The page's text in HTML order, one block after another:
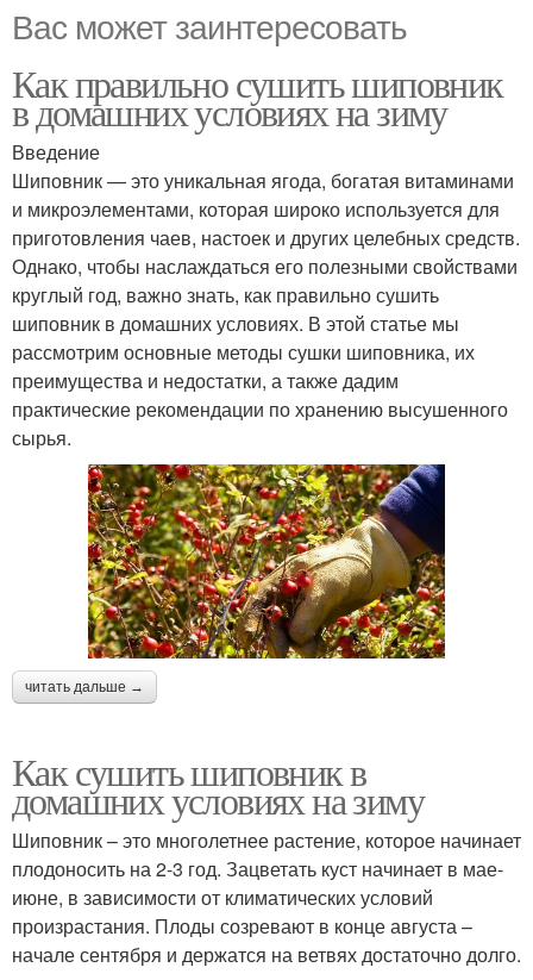
Вас может заинтересовать
Как правильно сушить шиповник
в домашних условиях на зиму
Введение
Шиповник — это уникальная ягода, богатая витаминами
и микроэлементами, которая широко используется для
приготовления чаев, настоек и других целебных средств.
Однако, чтобы наслаждаться его полезными свойствами
круглый год, важно знать, как правильно сушить
шиповник в домашних условиях. В этой статье мы
рассмотрим основные методы сушки шиповника, их
преимущества и недостатки, а также дадим
практические рекомендации по хранению высушенного
сырья.
читать дальше →
Как сушить шиповник в
домашних условиях на зиму
Шиповник – это многолетнее растение, которое начинает
плодоносить на 2-3 год. Зацветать куст начинает в мае-
июне, в зависимости от климатических условий
произрастания. Плоды созревают в конце августа –
начале сентября и держатся на ветвях достаточно долго.